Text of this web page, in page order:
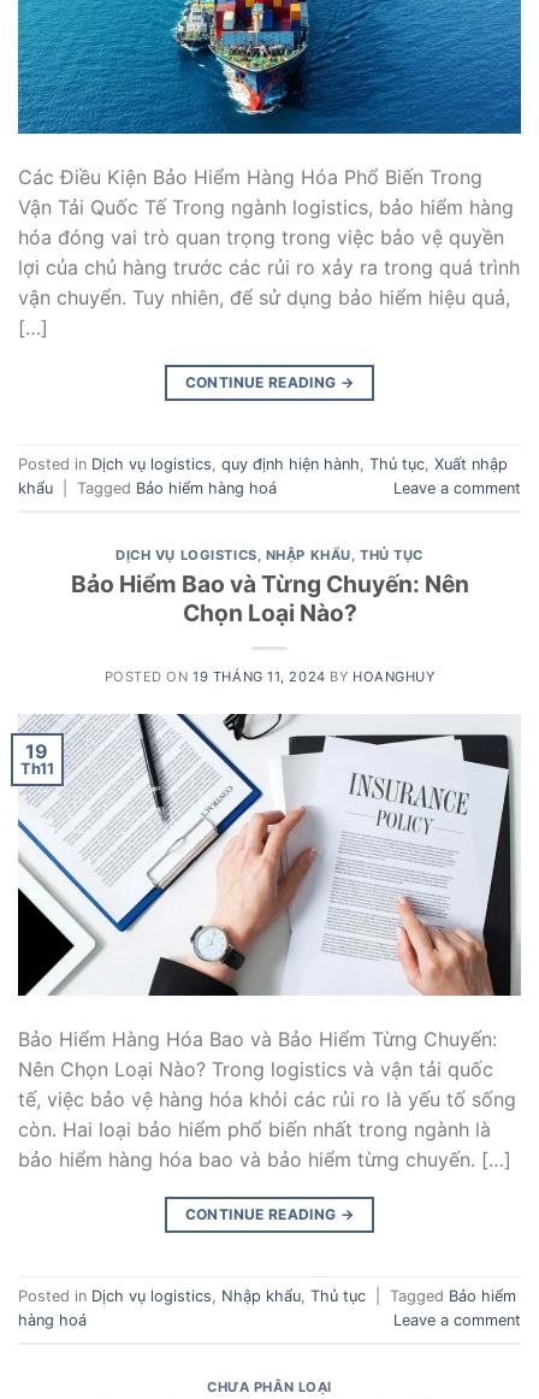
Các Điều Kiện Bảo Hiểm Hàng Hóa Phổ Biến Trong
Vận Tải Quốc Tế Trong ngành logistics, bảo hiểm hàng
hóa đóng vai trò quan trọng trong việc bảo vệ quyền
lợi của chủ hàng trước các rủi ro xảy ra trong quá trình
vận chuyển. Tuy nhiên, để sử dụng bảo hiểm hiệu quả,
[…]
CONTINUE READING →
Posted in Dịch vụ logistics, quy định hiện hành, Thủ tục, Xuất nhập
khẩu
Tagged Bảo hiểm hàng hoá Leave a comment
DỊCH VỤ LOGISTICS, NHẬP KHẨU, THỦ TỤC
Bảo Hiểm Bao và Từng Chuyến: Nên
Chọn Loại Nào?
POSTED ON19 THÁNG 11, 2024 BY HOANGHUY
19
Th11
Bảo Hiểm Hàng Hóa Bao và Bảo Hiểm Từng Chuyến:
Nên Chọn Loại Nào? Trong logistics và vận tải quốc
tế, việc bảo vệ hàng hóa khỏi các rủi ro là yếu tố sống
còn. Hai loại bảo hiểm phổ biến nhất trong ngành là
bảo hiểm hàng hóa bao và bảo hiểm từng chuyến. […]
CONTINUE READING →
Posted in Dịch vụ logistics, Nhập khẩu, Thủ tục Tagged Bảo hiểm
hàng hoá
Leave a comment
CHƯA PHÂN LOẠI